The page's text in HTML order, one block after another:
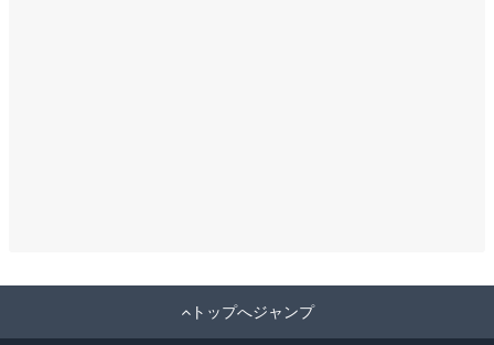
トップへジャンプ